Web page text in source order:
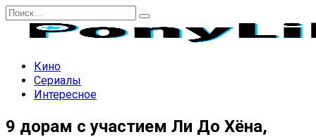
Перейти
содержанию
Search
Кино
Сериалы
Интересное
9 дорам с участием Ли До Хёна,